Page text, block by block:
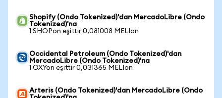
Shopify (Ondo Tokenized)'dan MercadoLibre (Ondo
Tokenized)'na
1 SHOPon eşittir 0,081008 MELIon
Occidental Petroleum (Ondo Tokenized)'dan
MercadoLibre (Ondo Tokenized)'na
1 OXYon eşittir 0,031365 MELIon
Arteris (Ondo Tokenized)'dan MercadoLibre (Ondo